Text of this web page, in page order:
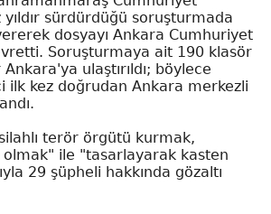
yıldır sürdürdüğü soruşturmada
dosyayı Ankara Cumhuriyet
Soruşturmaya ait 190 klasör
ulaştırıldı; böylece
ilk kez doğrudan Ankara merkezli
terör örgütü kurmak,
ile "tasarlayarak kasten
29 şüpheli hakkında gözaltı